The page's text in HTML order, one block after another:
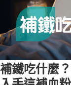
補鐵吃什麼